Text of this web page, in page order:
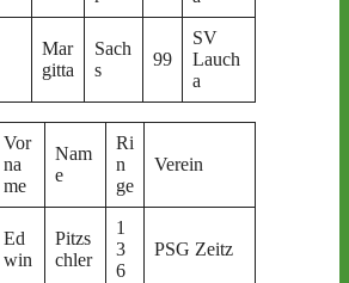
Mar
gitta
Sach
s
99
SV
Lauch
a
Vor
na
me
Nam
e
Ri
n
ge
Verein
Ed
win
Pitzs
chler
1
3
6
PSG Zeitz